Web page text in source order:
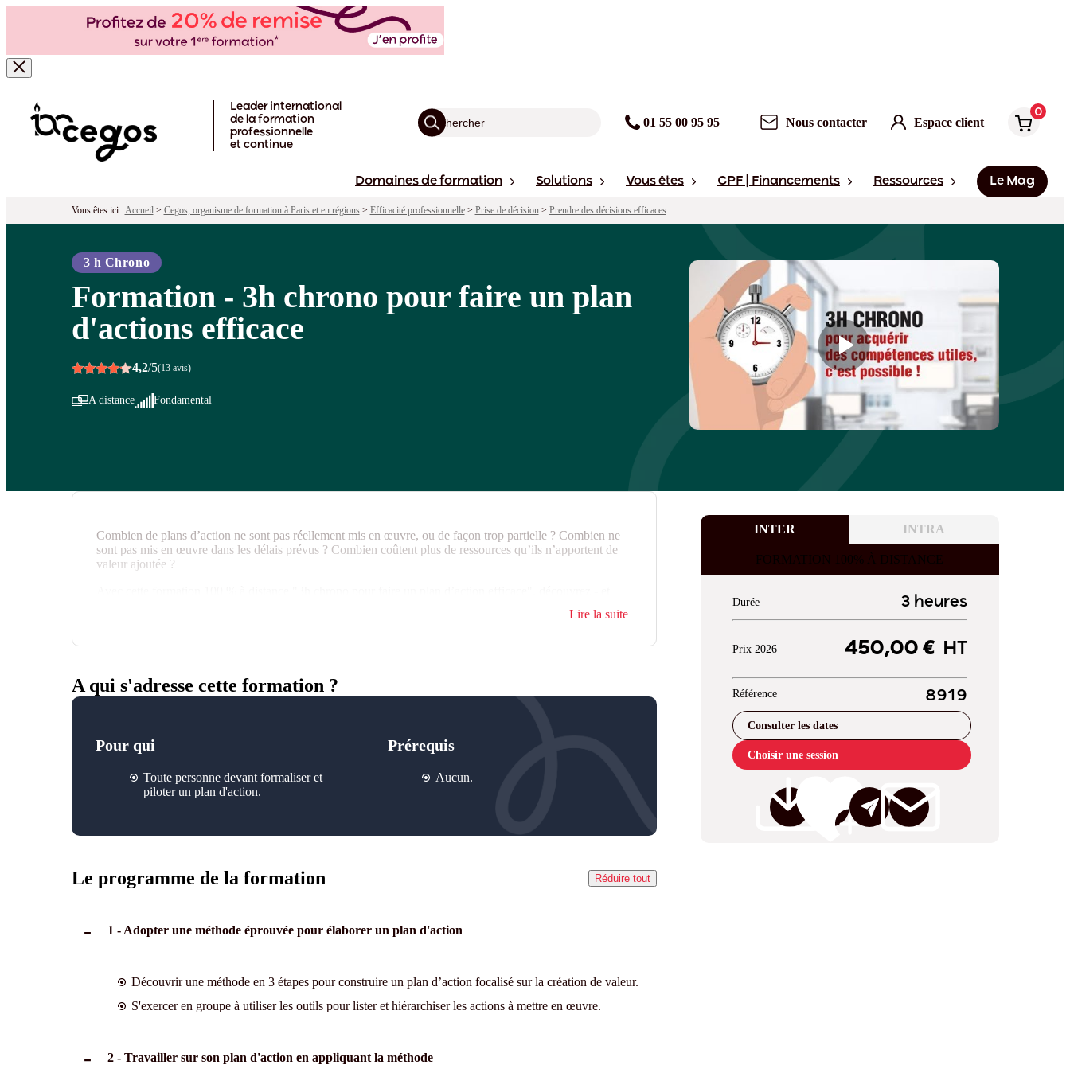
Leader international
de la formation
professionnelle
et continue
01 55 00 95 95 Nous contacter Espace client
0
Domaines de formation Solutions Vous êtes CPF | Financements Ressources Le Mag
Vous êtes ici :Accueil> Cegos, organisme de formation à Paris et en régions> Efficacité professionnelle> Prise de décision> Prendre des décisions efficaces
3 h Chrono
Formation - 3h chrono pour faire un plan
d'actions efficace
4,2/5(13 avis)
A distance Fondamental
INTER INTRA
FORMATION 100% À DISTANCE
Durée 3 heures
Prix 2026 450,00 €HT
Référence 8919
Consulter les dates
Choisir une session
Combien de plans d’action ne sont pas réellement mis en œuvre, ou de façon trop partielle ? Combien ne
sont pas mis en œuvre dans les délais prévus ? Combien coûtent plus de ressources qu’ils n’apportent de
valeur ajoutée ?
Lire la suite
A qui s'adresse cette formation ?
Pour qui
Toute personne devant formaliser et
piloter un plan d'action.
Prérequis
Aucun.
Le programme de la formation Réduire tout
1 - Adopter une méthode éprouvée pour élaborer un plan d'action
Découvrir une méthode en 3 étapes pour construire un plan d’action focalisé sur la création de valeur.
S'exercer en groupe à utiliser les outils pour lister et hiérarchiser les actions à mettre en œuvre.
2 - Travailler sur son plan d'action en appliquant la méthode
Formation - 3h chrono pour faire un plan d'actions efficace
Pour qui ? Programme Objectifs Pédagogie Financement